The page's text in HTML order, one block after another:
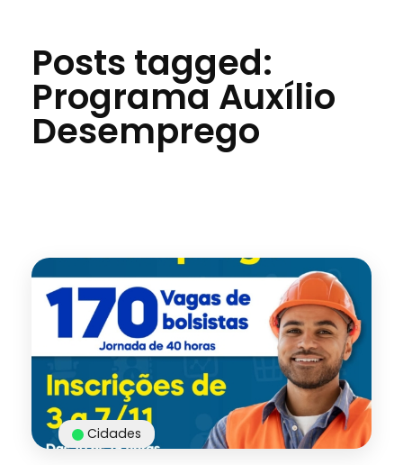
Posts tagged:
Programa Auxílio
Desemprego
Cidades